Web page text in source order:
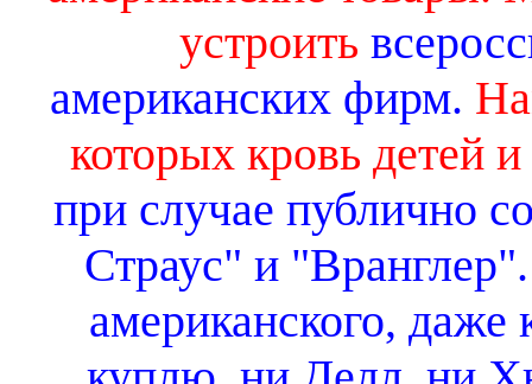
устроить
американских фирм.
которых кровь детей
при случае публично
Страус" и
американского,